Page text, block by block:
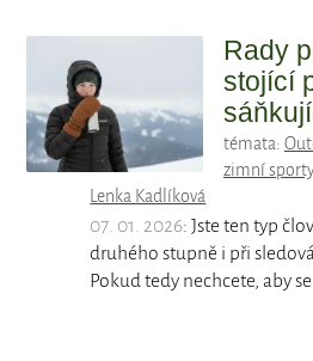
Rady
stojící
témata:
zimní
Lenka Kadlíková
07. 01. 2026: Jste ten typ
druhého stupně i při
Pokud tedy nechcete, aby